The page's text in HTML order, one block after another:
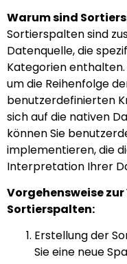
Warum sind
Sortierspalten sind
Datenquelle, die
Kategorien
um die Reihenfolge
benutzerdefinierten
sich auf die nativen
können Sie
implementieren, die
Interpretation Ihrer
Vorgehensweise
Sortierspalten:
Erstellung der
Sie eine neue